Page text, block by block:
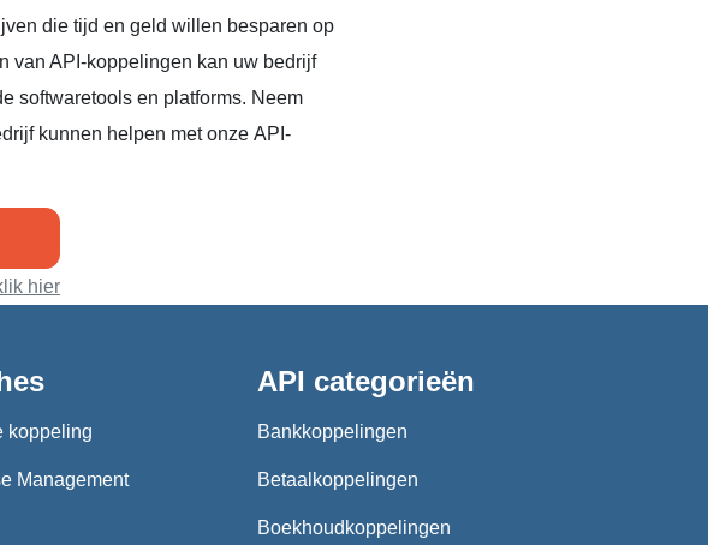
die tijd en geld willen besparen op
van API-koppelingen kan uw bedrijf
softwaretools en platforms. Neem
kunnen helpen met onze API-
hier
koppeling
Management
API categorieën
Bankkoppelingen
Betaalkoppelingen
Boekhoudkoppelingen